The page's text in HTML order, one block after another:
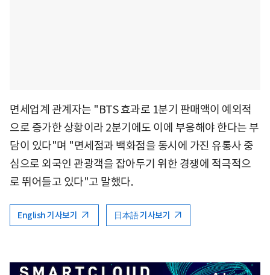
면세업계 관계자는 "BTS 효과로 1분기 판매액이 예외적
으로 증가한 상황이라 2분기에도 이에 부응해야 한다는 부
담이 있다"며 "면세점과 백화점을 동시에 가진 유통사 중
심으로 외국인 관광객을 잡아두기 위한 경쟁에 적극적으
로 뛰어들고 있다"고 말했다.
English 기사보기 日本語 기사보기